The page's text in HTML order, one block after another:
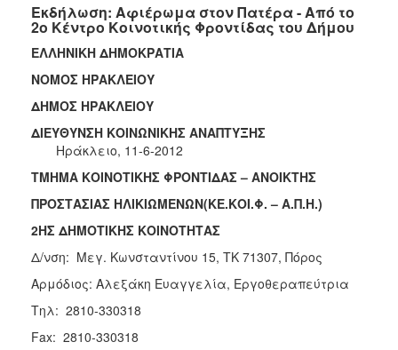
Οικονομική
Αδυναμία
&
Καταστροφές
Κέντρα
Κοινοτικής
Φροντίδας
(Κ.Α.Π.Η.)
Δημιουργικής
Απασχόλησης
(Κ.Δ.Α.Π.)
Κέντρα
Ημερήσιας
Ηλικιωμένων
Εκδήλωση: Αφιέρωμα στον Πατέρα - Από το
2ο Κέντρο Κοινοτικής Φροντίδας του Δήμου
ΕΛΛΗΝΙΚΗ ΔΗΜΟΚΡΑΤΙΑ
ΝΟΜΟΣ ΗΡΑΚΛΕΙΟΥ
ΔΗΜΟΣ ΗΡΑΚΛΕΙΟΥ
ΔΙΕΥΘΥΝΣΗ ΚΟΙΝΩΝΙΚΗΣ ΑΝΑΠΤΥΞΗΣ
Ηράκλειο, 11-6-2012
ΤΜΗΜΑ ΚΟΙΝΟΤΙΚΗΣ ΦΡΟΝΤΙΔΑΣ – ΑΝΟΙΚΤΗΣ
ΠΡΟΣΤΑΣΙΑΣ ΗΛΙΚΙΩΜΕΝΩΝ(ΚΕ.ΚΟΙ.Φ. – Α.Π.Η.)
2ΗΣ ΔΗΜΟΤΙΚΗΣ ΚΟΙΝΟΤΗΤΑΣ
Δ/νση: Μεγ. Κωνσταντίνου 15, TK 71307, Πόρος
Αρμόδιος: Αλεξάκη Ευαγγελία, Εργοθεραπεύτρια
Τηλ: 2810-330318
Fax: 2810-330318